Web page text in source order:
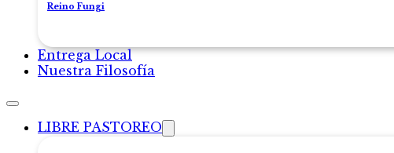
Reino Fungi
Entrega Local
Nuestra Filosofía
LIBRE PASTOREO